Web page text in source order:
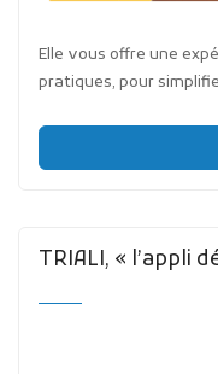
Elle vous offre une
pratiques, pour
TRIALI, « l’appli